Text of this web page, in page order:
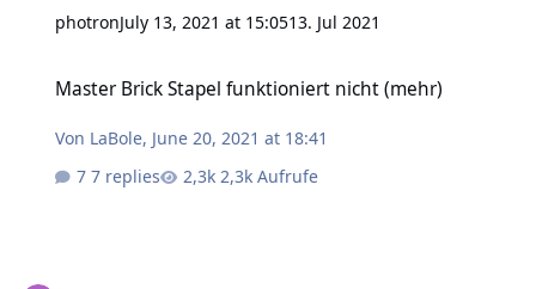
photronJuly 13, 2021 at 15:0513. Jul 2021
Master Brick Stapel funktioniert nicht (mehr)
Von LaBole, June 20, 2021 at 18:41
7 replies
2,3k Aufrufe